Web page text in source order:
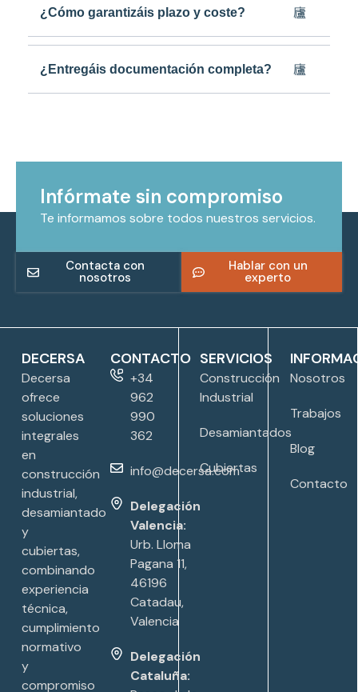
¿Cómo garantizáis plazo y coste?
¿Entregáis documentación completa?
Infórmate sin compromiso
Te informamos sobre todos nuestros servicios.
Contacta con
nosotros
Hablar con un
experto
DECERSA
Decersa
ofrece
soluciones
integrales
en
construcción
industrial,
desamiantado
y
cubiertas,
combinando
experiencia
técnica,
cumplimiento
normativo
y
compromiso
CONTACTO
+34
962
990
362
info@decersa.com
Delegación
Valencia:
Urb. Lloma
Pagana 11,
46196
Catadau,
Valencia
Delegación
Cataluña:
SERVICIOS
Construcción
Industrial
Desamiantados
Cubiertas
Nosotros
Trabajos
Blog
Contacto